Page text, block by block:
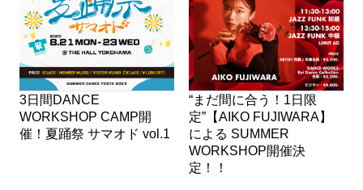
3日間DANCE
WORKSHOP CAMP開
催！夏踊祭 サマオド vol.1
“まだ間に合う！1日限
定”【AIKO FUJIWARA】
による SUMMER
WORKSHOP開催決
定！！